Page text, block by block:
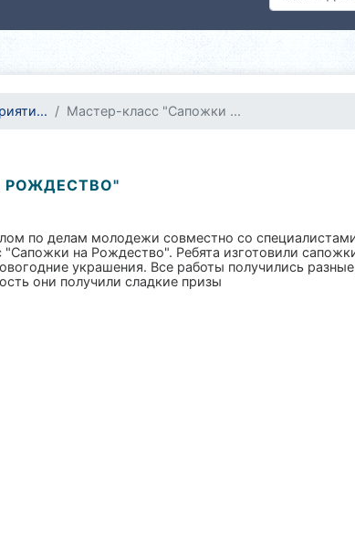
Мастер-класс "Сапожки ...
РОЖДЕСТВО"
по делам молодежи совместно со
на Рождество". Ребята изготовили
украшения. Все работы получились
они получили сладкие призы